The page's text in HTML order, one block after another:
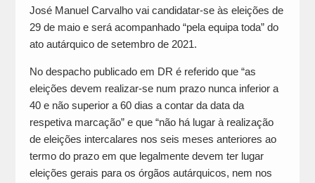
José Manuel Carvalho vai candidatar-se às eleições de
29 de maio e será acompanhado “pela equipa toda” do
ato autárquico de setembro de 2021.
No despacho publicado em DR é referido que “as
eleições devem realizar-se num prazo nunca inferior a
40 e não superior a 60 dias a contar da data da
respetiva marcação” e que “não há lugar à realização
de eleições intercalares nos seis meses anteriores ao
termo do prazo em que legalmente devem ter lugar
eleições gerais para os órgãos autárquicos, nem nos